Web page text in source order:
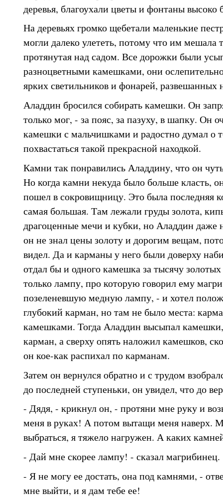
деревья, благоухали цветы и фонтаны высоко
На деревьях громко щебетали маленькие
могли далеко улететь, потому что им мешала
протянутая над садом. Все дорожки были
разноцветными камешками, они
ярких светильников и фонарей, развешанных
Аладдин бросился собирать камешки. Он
только мог, - за пояс, за пазуху, в шапку. Он
камешки с мальчишками и радостно думал о
похвастаться такой прекрасной находкой.
Камни так понравились Аладдину, что он
Но когда камни некуда было больше класть,
пошел в сокровищницу. Это была последняя
самая большая. Там лежали груды золота,
драгоценные мечи и кубки, но Аладдин даже
он не знал цены золоту и дорогим вещам,
видел. Да и карманы у него были доверху
отдал бы и одного камешка за тысячу
только лампу, про которую говорил ему
позеленевшую медную лампу, - и хотел
глубокий карман, но там не было места:
камешками. Тогда Аладдин высыпал
карман, а сверху опять наложил камешков,
он кое-как распихал по карманам.
Затем он вернулся обратно и с трудом
до последней ступеньки, он увидел, что до
- Дядя, - крикнул он, - протяни мне руку и
меня в руках! А потом вытащи меня наверх.
выбраться, я тяжело нагружен. А каких
- Дай мне скорее лампу! - сказал магрибинец.
- Я не могу ее достать, она под камнями, -
мне выйти, и я дам тебе ее!